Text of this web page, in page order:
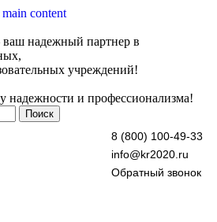
content
надежный партнер в
учреждений!
надежности и профессионализма!
Поиск
8 (800) 100-49-33
info@kr2020.ru
Обратный звонок